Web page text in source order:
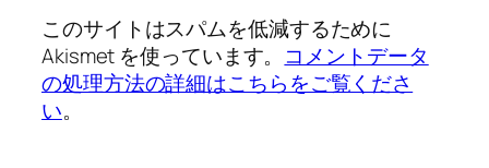
このサイトはスパムを低減するために
Akismet を使っています。 コメントデータ
の処理方法の詳細はこちらをご覧くださ
い。